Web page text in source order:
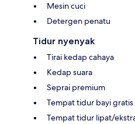
Mesin cuci
Detergen penatu
Tidur nyenyak
Tirai kedap cahaya
Kedap suara
Seprai premium
Tempat tidur bayi gratis
Tempat tidur lipat/